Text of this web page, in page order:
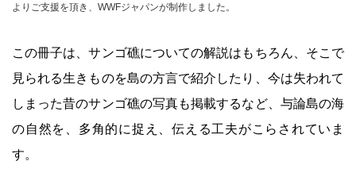
よりご支援を頂き、WWFジャパンが制作しました。
この冊子は、サンゴ礁についての解説はもちろん、そこで
見られる生きものを島の方言で紹介したり、今は失われて
しまった昔のサンゴ礁の写真も掲載するなど、与論島の海
の自然を、多角的に捉え、伝える工夫がこらされていま
す。